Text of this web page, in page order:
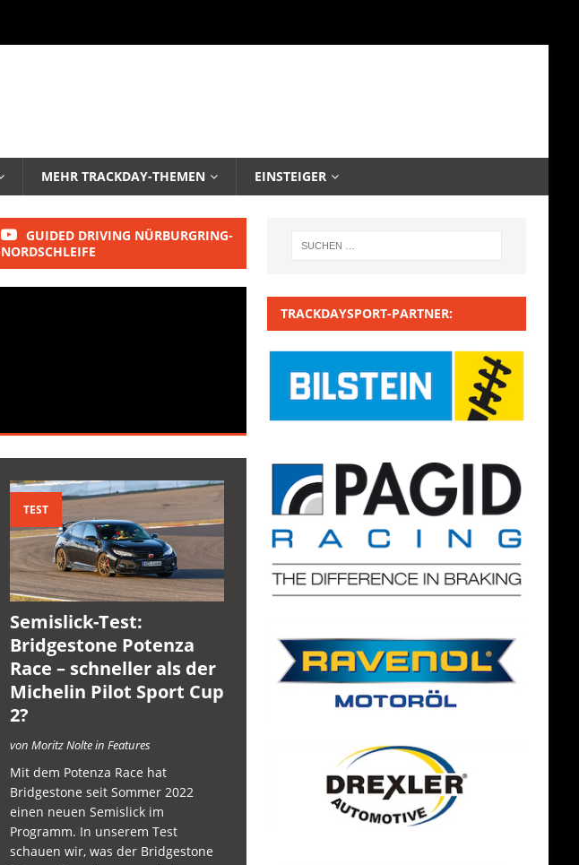
MEHR TRACKDAY-THEMEN EINSTEIGER
GUIDED DRIVING NÜRBURGRING-
NORDSCHLEIFE
TEST
Semislick-Test:
Bridgestone Potenza
Race – schneller als der
Michelin Pilot Sport Cup
2?
von Moritz Nolte in Features
Mit dem Potenza Race hat
Bridgestone seit Sommer 2022
einen neuen Semislick im
Programm. In unserem Test
schauen wir, was der Bridgestone
TRACKDAYSPORT-PARTNER: